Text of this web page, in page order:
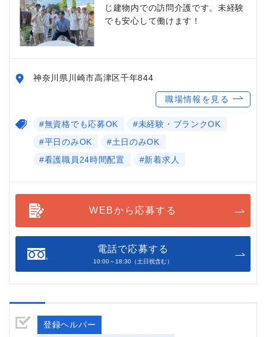
じ建物内での訪問介護です。未経験
でも安心して働けます！
神奈川県川崎市高津区千年844
職場情報を見る
#無資格でも応募OK
#未経験・ブランクOK
#平日のみOK
#土日のみOK
#看護職員24時間配置
#新着求人
WEBから応募する
電話で応募する
10:00～18:30（土日祝含む）
登録ヘルパー